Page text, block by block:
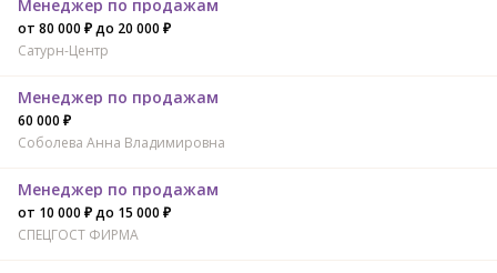
Менеджер по продажам
от 80 000 ₽ до 20 000 ₽
Сатурн-Центр
Менеджер по продажам
60 000 ₽
Соболева Анна Владимировна
Менеджер по продажам
от 10 000 ₽ до 15 000 ₽
СПЕЦГОСТ ФИРМА